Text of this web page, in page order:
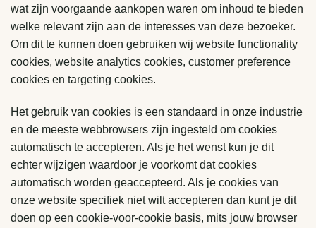
wat zijn voorgaande aankopen waren om inhoud te bieden
welke relevant zijn aan de interesses van deze bezoeker.
Om dit te kunnen doen gebruiken wij website functionality
cookies, website analytics cookies, customer preference
cookies en targeting cookies.
Het gebruik van cookies is een standaard in onze industrie
en de meeste webbrowsers zijn ingesteld om cookies
automatisch te accepteren. Als je het wenst kun je dit
echter wijzigen waardoor je voorkomt dat cookies
automatisch worden geaccepteerd. Als je cookies van
onze website specifiek niet wilt accepteren dan kunt je dit
doen op een cookie-voor-cookie basis, mits jouw browser